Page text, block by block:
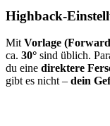
Highback-
Mit Vorlage
ca. 30° sind üblich.
du eine direktere
gibt es nicht – dein